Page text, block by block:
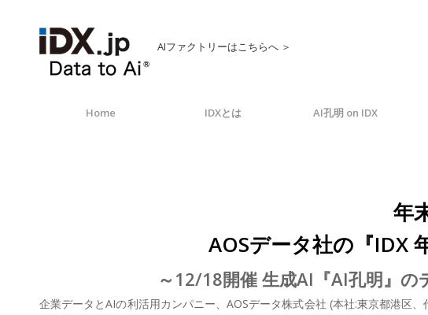
AIファクトリーはこちらへ ＞
Home IDXとは AI孔明 on IDX
年
AOSデータ社の『IDX
～12/18開催 生成AI『AI孔明』
企業データとAIの利活用カンパニー、AOSデータ株式会社 (本社:東京都港区